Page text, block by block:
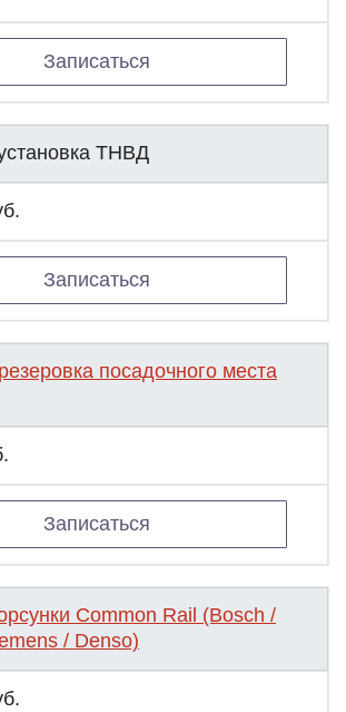
Записаться
ТНВД
Записаться
посадочного места
Записаться
Common Rail (Bosch /
/ Denso)